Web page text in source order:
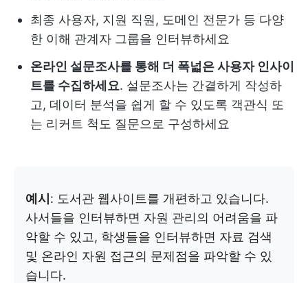
최종 사용자, 지원 직원, 도메인 전문가 등 다양
한 이해 관계자 그룹을 인터뷰하세요
온라인 설문조사를 통해 더 폭넓은 사용자 인사이
트를 수집하세요. 설문조사는 간결하게 작성하
고, 데이터 분석을 쉽게 할 수 있도록 객관식 또
는 리커트 척도 질문으로 구성하세요
예시: 도서관 웹사이트를 개편하고 있습니다.
사서들을 인터뷰하면 자원 관리의 어려움을 파
악할 수 있고, 학생들을 인터뷰하면 자료 검색
및 온라인 자원 접근의 문제점을 파악할 수 있
습니다.